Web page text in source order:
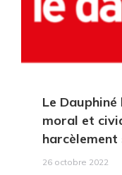
Le Dauphiné
moral et
harcèlement
26 octobre 2022